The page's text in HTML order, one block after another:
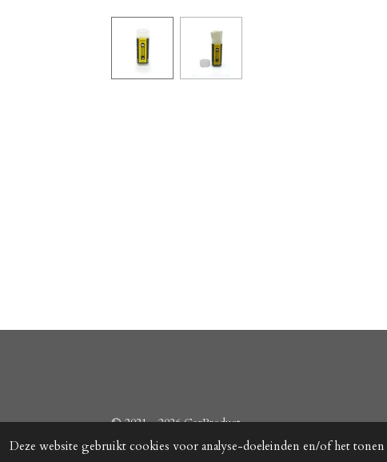
Deze website gebruikt cookies voor analyse-doeleinden en/of het
© 2021 - 2026 CarProduct